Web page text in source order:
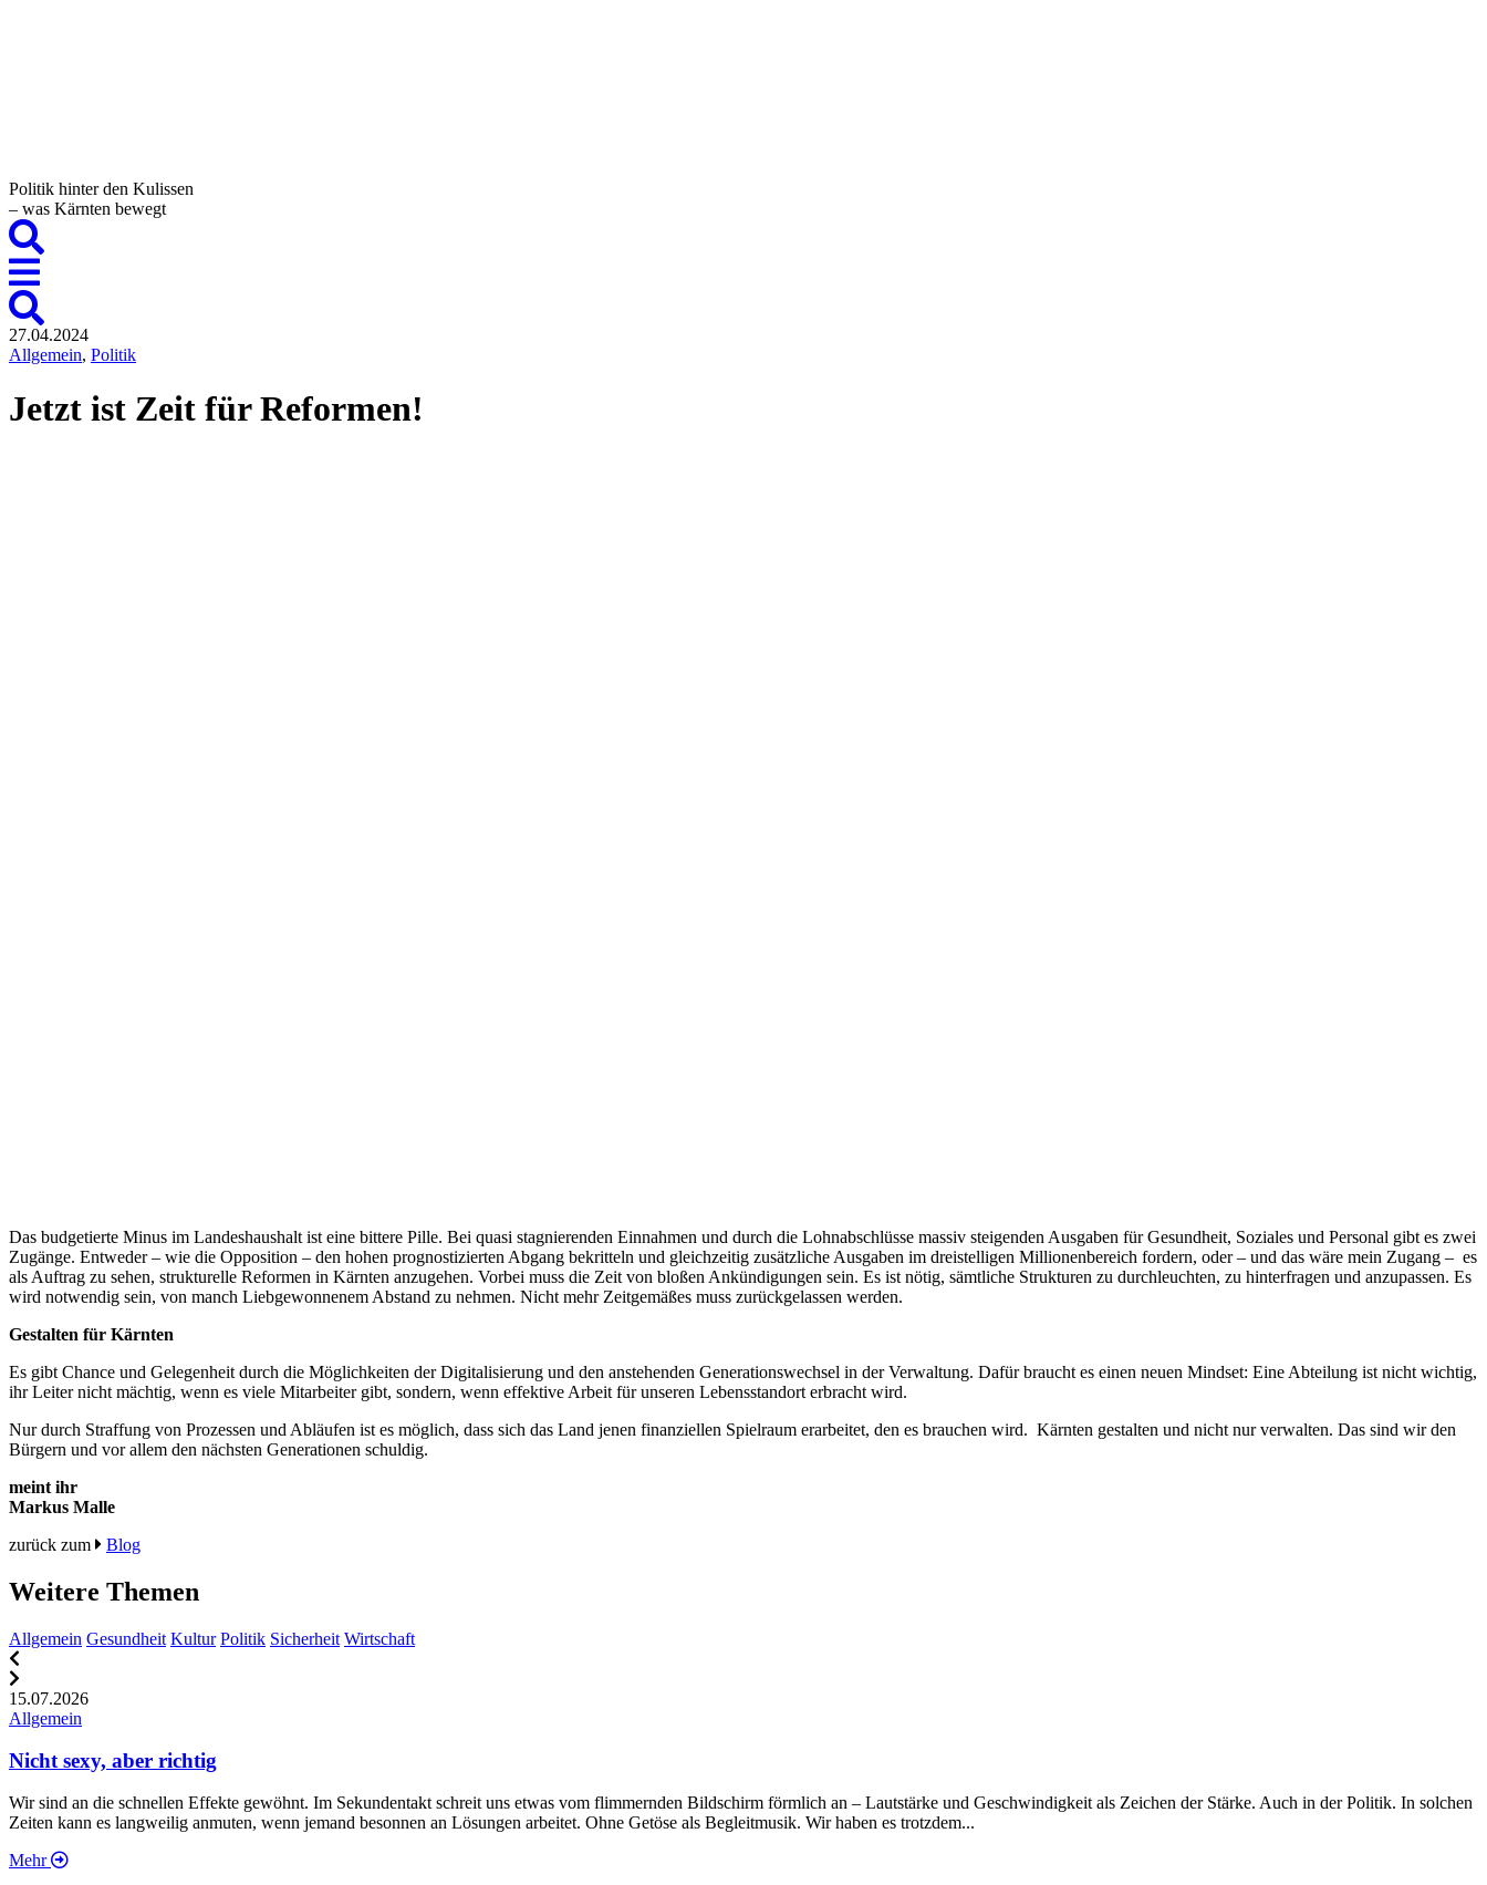
Politik hinter den Kulissen
– was Kärnten bewegt
27.04.2024
Allgemein, Politik
Jetzt ist Zeit für Reformen!
Das budgetierte Minus im Landeshaushalt ist eine bittere Pille. Bei quasi stagnierenden Einnahmen und durch die Lohnabschlüsse massiv steigenden Ausgaben für Gesundheit, Soziales und Personal gibt es zwei
Zugänge. Entweder – wie die Opposition – den hohen prognostizierten Abgang bekritteln und gleichzeitig zusätzliche Ausgaben im dreistelligen Millionenbereich fordern, oder – und das wäre mein Zugang – es
als Auftrag zu sehen, strukturelle Reformen in Kärnten anzugehen. Vorbei muss die Zeit von bloßen Ankündigungen sein. Es ist nötig, sämtliche Strukturen zu durchleuchten, zu hinterfragen und anzupassen. Es
wird notwendig sein, von manch Liebgewonnenem Abstand zu nehmen. Nicht mehr Zeitgemäßes muss zurückgelassen werden.
Gestalten für Kärnten
Es gibt Chance und Gelegenheit durch die Möglichkeiten der Digitalisierung und den anstehenden Generationswechsel in der Verwaltung. Dafür braucht es einen neuen Mindset: Eine Abteilung ist nicht wichtig,
ihr Leiter nicht mächtig, wenn es viele Mitarbeiter gibt, sondern, wenn effektive Arbeit für unseren Lebensstandort erbracht wird.
Nur durch Straffung von Prozessen und Abläufen ist es möglich, dass sich das Land jenen finanziellen Spielraum erarbeitet, den es brauchen wird. Kärnten gestalten und nicht nur verwalten. Das sind wir den
Bürgern und vor allem den nächsten Generationen schuldig.
meint ihr
Markus Malle
zurück zum
Blog
Weitere Themen
Allgemein Gesundheit Kultur Politik Sicherheit Wirtschaft
15.07.2026
Allgemein
Nicht sexy, aber richtig
Wir sind an die schnellen Effekte gewöhnt. Im Sekundentakt schreit uns etwas vom flimmernden Bildschirm förmlich an – Lautstärke und Geschwindigkeit als Zeichen der Stärke. Auch in der Politik. In solchen
Zeiten kann es langweilig anmuten, wenn jemand besonnen an Lösungen arbeitet. Ohne Getöse als Begleitmusik. Wir haben es trotzdem...
Mehr